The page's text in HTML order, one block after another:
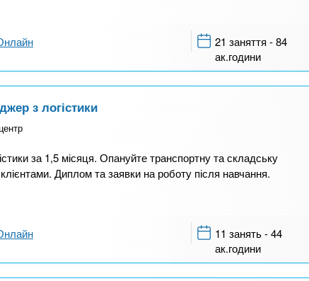
21 заняття - 84
ак.години
з логістики
за 1,5 місяця. Опануйте транспортну та складську
Диплом та заявки на роботу після навчання.
11 занять - 44
ак.години